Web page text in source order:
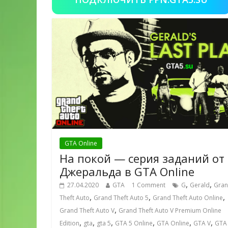
GTA Online
На покой — серия заданий от
Джеральда в GTA Online
27.04.2020 GTA 1 Comment G, Gerald,
Theft Auto, Grand Theft Auto 5, Grand Theft Auto Online,
Grand Theft Auto V, Grand Theft Auto V Premium Online
Edition, gta, gta 5, GTA 5 Online, GTA Online, GTA V, GTA